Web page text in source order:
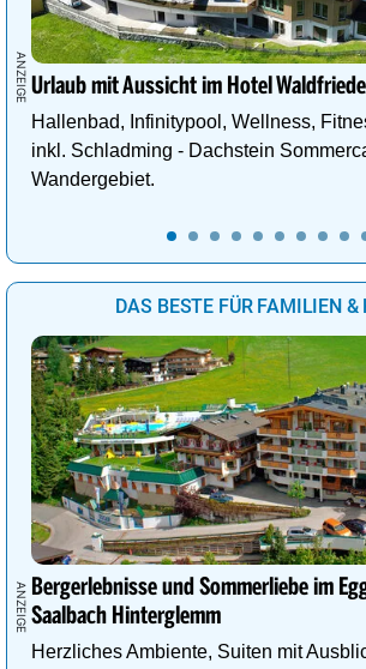
Urlaub mit Aussicht im Hotel
Hallenbad, Infinitypool, Wellness,
inkl. Schladming - Dachstein
Wandergebiet.
DAS BESTE FÜR FAMILIEN &
Bergerlebnisse und Sommerliebe im
Saalbach Hinterglemm
Herzliches Ambiente, Suiten mit